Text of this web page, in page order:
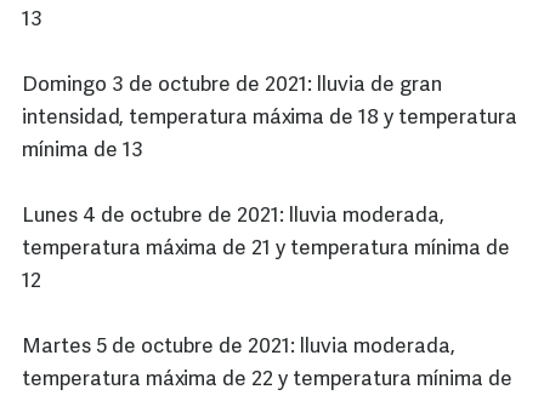
13
Domingo 3 de octubre de 2021: lluvia de gran
intensidad, temperatura máxima de 18 y temperatura
mínima de 13
Lunes 4 de octubre de 2021: lluvia moderada,
temperatura máxima de 21 y temperatura mínima de
12
Martes 5 de octubre de 2021: lluvia moderada,
temperatura máxima de 22 y temperatura mínima de